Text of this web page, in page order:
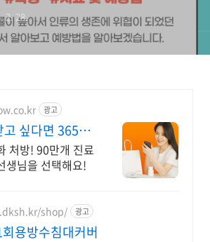
2. 28.
광고
싶다면 365일
능처방! 90만개 진료
생님을 선택해요!
shop/ 광고
용방수침대커버